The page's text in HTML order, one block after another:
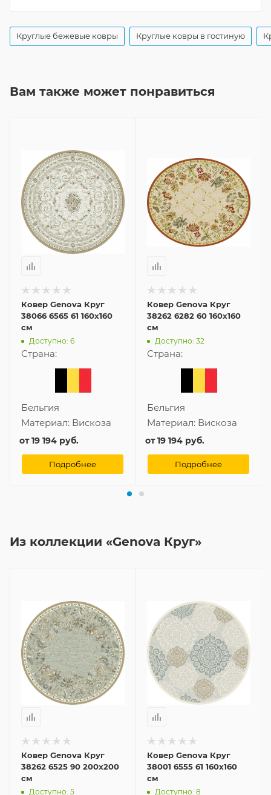
Круглые бежевые ковры Круглые ковры в гостиную
Вам также может понравиться
Ковер Genova Круг
38066 6565 61 160x160
см
Доступно: 6
Страна:
Бельгия
Материал: Вискоза
от19 194 руб.
Подробнее
Ковер Genova Круг
38262 6282 60 160x160
см
Доступно: 32
Страна:
Бельгия
Материал: Вискоза
от19 194 руб.
Подробнее
Из коллекции «Genova Круг»
Ковер Genova Круг
38262 6525 90 200x200
см
Доступно: 5
Ковер Genova Круг
38001 6555 61 160x160
см
Доступно: 8